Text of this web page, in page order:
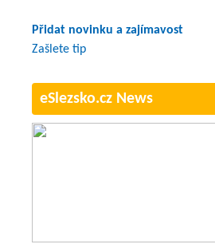
Přidat novinku a zajímavost
Zašlete tip
eSlezsko.cz News